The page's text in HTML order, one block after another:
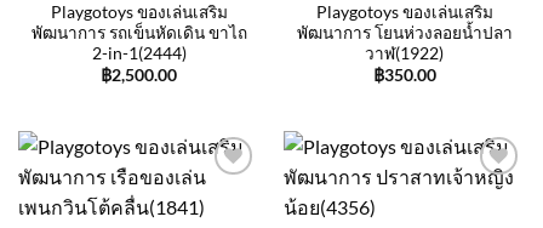
Playgotoys ของเล่นเสริม
พัฒนาการ รถเข็นหัดเดิน ขาไถ
2-in-1(2444)
฿2,500.00
Playgotoys ของเล่นเสริม
พัฒนาการ โยนห่วงลอยน้ำปลา
วาฬ(1922)
฿350.00
wishlist
Add to